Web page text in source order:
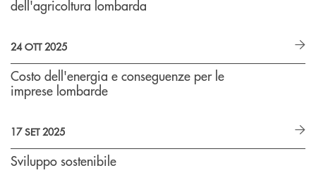
dell'agricoltura lombarda
24 OTT 2025
Costo dell'energia e conseguenze per le
imprese lombarde
17 SET 2025
Sviluppo sostenibile